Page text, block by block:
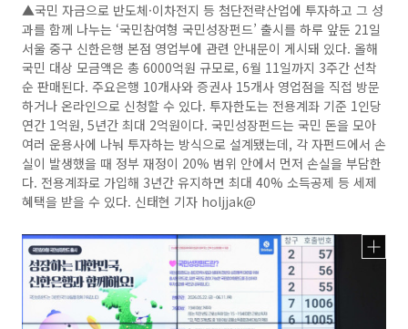
▲국민 자금으로 반도체·이차전지 등 첨단전략산업에 투자하고 그 성
과를 함께 나누는 ‘국민참여형 국민성장펀드’ 출시를 하루 앞둔 21일
서울 중구 신한은행 본점 영업부에 관련 안내문이 게시돼 있다. 올해
국민 대상 모금액은 총 6000억원 규모로, 6월 11일까지 3주간 선착
순 판매된다. 주요은행 10개사와 증권사 15개사 영업점을 직접 방문
하거나 온라인으로 신청할 수 있다. 투자한도는 전용계좌 기준 1인당
연간 1억원, 5년간 최대 2억원이다. 국민성장펀드는 국민 돈을 모아
여러 운용사에 나눠 투자하는 방식으로 설계됐는데, 각 자펀드에서 손
실이 발생했을 때 정부 재정이 20% 범위 안에서 먼저 손실을 부담한
다. 전용계좌로 가입해 3년간 유지하면 최대 40% 소득공제 등 세제
혜택을 받을 수 있다. 신태현 기자 holjjak@